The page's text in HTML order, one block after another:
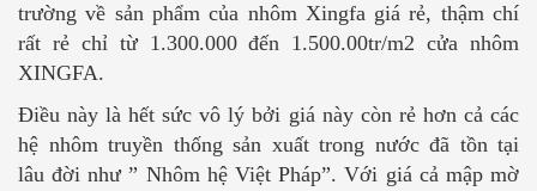
trường về sản phẩm của nhôm Xingfa giá rẻ, thậm chí
rất rẻ chỉ từ 1.300.000 đến 1.500.00tr/m2 cửa nhôm
XINGFA.
Điều này là hết sức vô lý bởi giá này còn rẻ hơn cả các
hệ nhôm truyền thống sản xuất trong nước đã tồn tại
lâu đời như ” Nhôm hệ Việt Pháp”. Với giá cả mập mờ